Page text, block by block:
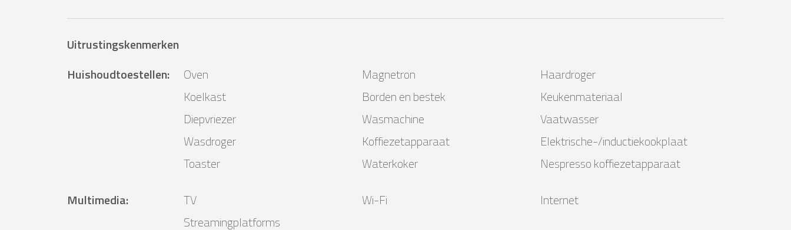
Uitrustingskenmerken
Huishoudtoestellen: Oven Magnetron
Haardroger
Koelkast
Borden en bestek
Keukenmateriaal
Diepvriezer
Wasmachine
Vaatwasser
Wasdroger
Koffiezetapparaat
Elektrische-/inductiekookplaat
Toaster
Waterkoker
Nespresso koffiezetapparaat
Multimedia: TV Wi-Fi
Internet
Streamingplatforms